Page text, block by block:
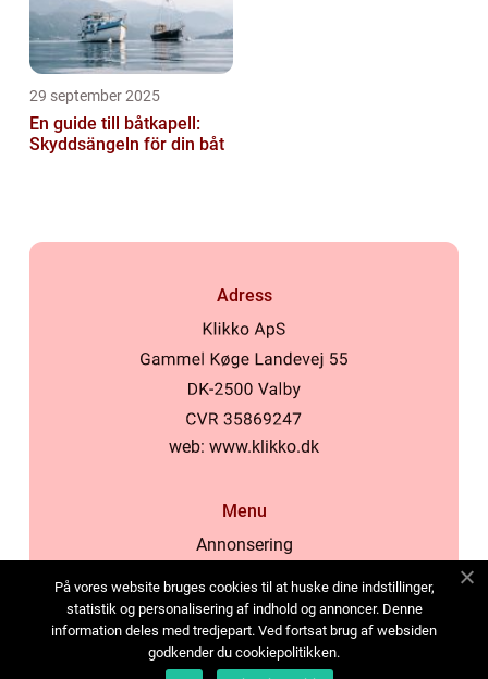
29 september 2025
En guide till båtkapell:
Skyddsängeln för din båt
Adress
web: www.klikko.dk
Menu
Annonsering
Cookies
Kontakta oss
Sitemap
På vores website bruges cookies til at huske dine indstillinger,
statistik og personalisering af indhold og annoncer. Denne
information deles med tredjepart. Ved fortsat brug af websiden
godkender du cookiepolitikken.